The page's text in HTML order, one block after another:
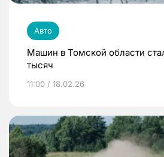
Авто
Машин в Томской области
тысяч
11:00 / 18.02.26